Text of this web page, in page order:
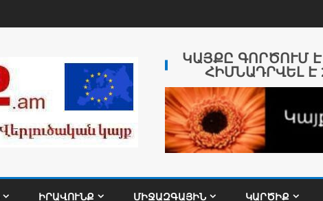
ԿԱՅՔԸ ԳՈՐԾՈՒՄ
ՀԻՄՆԱԴՐՎԵԼ Է
ԻՐԱՎՈՒՆՔ ՄԻՋԱԶԳԱՅԻՆ ԿԱՐԾԻՔ